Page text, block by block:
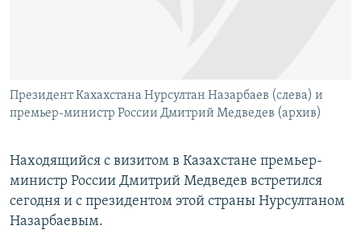
Русский
Президент Кахахстана Нурсултан Назарбаев (слева) и
премьер-министр России Дмитрий Медведев (архив)
Находящийся с визитом в Казахстане премьер-
министр России Дмитрий Медведев встретился
сегодня и с президентом этой страны Нурсултаном
Назарбаевым.